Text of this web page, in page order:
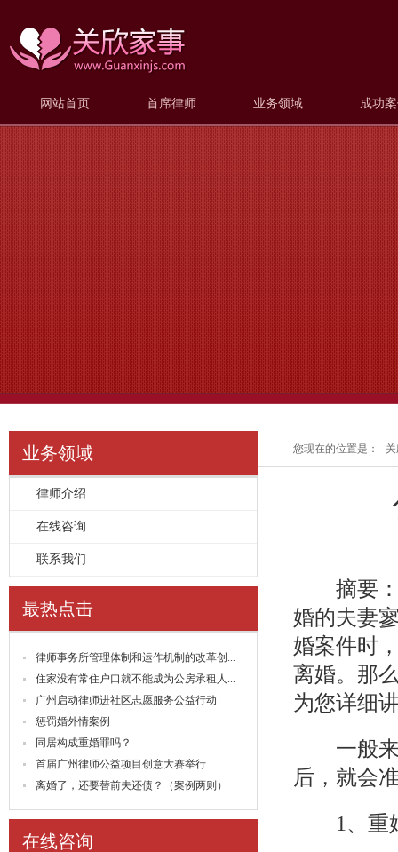
网站首页 首席律师 业务领域 成功
业务领域
律师介绍
在线咨询
联系我们
最热点击
律师事务所管理体制和运作机制的改革创...
住家没有常住户口就不能成为公房承租人...
广州启动律师进社区志愿服务公益行动
惩罚婚外情案例
同居构成重婚罪吗？
首届广州律师公益项目创意大赛举行
离婚了，还要替前夫还债？（案例两则）
在线咨询
您现在的位置是：
摘要：
婚的夫妻
婚案件时
离婚。那
为您详细
一般来
后，就会
1、重婚